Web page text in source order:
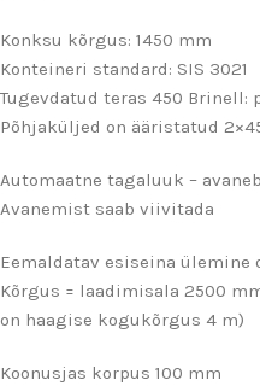
Konksu kõrgus: 1450 mm
Konteineri standard: SIS 3021
Tugevdatud teras 450
Põhjaküljed on ääristatud
Automaatne tagaluuk –
Avanemist saab viivitada
Eemaldatav esiseina ülemine
Kõrgus = laadimisala 2500
on haagise kogukõrgus 4 m)
Koonusjas korpus 100 mm